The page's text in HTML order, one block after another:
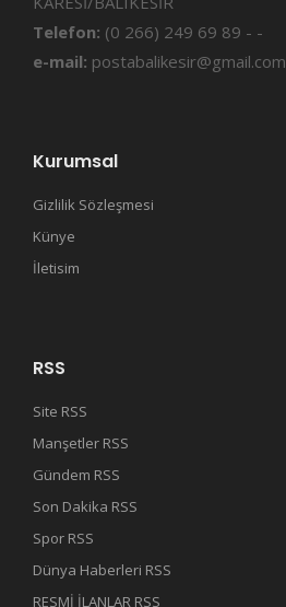
Telefon: (0 266) 249 69 89 - -
e-mail: postabalikesir@gmail.com
Kurumsal
Gizlilik Sözleşmesi
Künye
İletisim
RSS
Site RSS
Manşetler RSS
Gündem RSS
Son Dakika RSS
Spor RSS
Dünya Haberleri RSS
RESMİ İLANLAR RSS